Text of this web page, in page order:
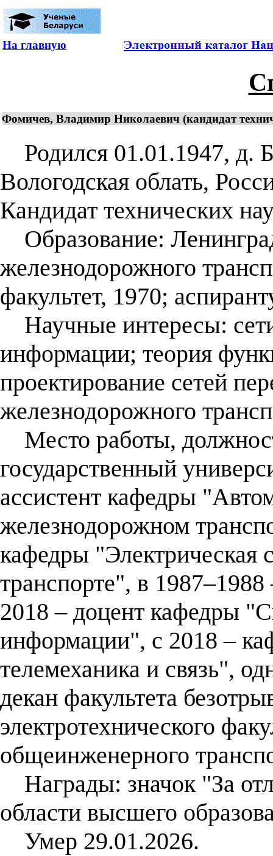
На главную
Фомичев, Владимир Николаевич (кандидат
Родился 01.01.1947, д.
Вологодская облать,
Кандидат технических
Образование:
железнодорожного
факультет, 1970;
Научные интересы:
информации; теория
проектирование сетей
железнодорожного
Место работы,
государственный
ассистент кафедры
железнодорожном
кафедры "Электрическая
транспорте", в
2018 – доцент кафедры
информации", с 2018 –
телемеханика и связь",
декан факультета
электротехнического
общеинженерного
Награды: значок "За
области высшего
Умер 29.01.2026.